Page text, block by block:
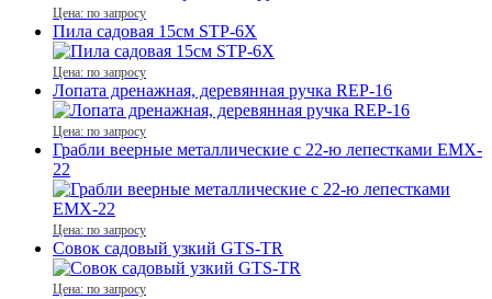
Цена: по запросу
Пила садовая 15см STP-6X
Цена: по запросу
Лопата дренажная, деревянная ручка REР-16
Цена: по запросу
Грабли веерные металлические с 22-ю лепестками EMX-
22
Цена: по запросу
Совок садовый узкий GTS-TR
Цена: по запросу